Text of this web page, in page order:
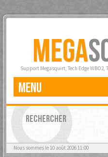
MEGA
Support Megasquirt, Tech Edge WBO2,
MENU
RECHERCHER
Nous sommes le 10 août 2026 11:00